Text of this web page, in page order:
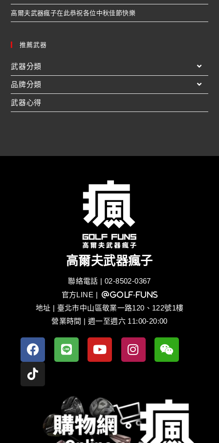
高爾夫武器瘋子在此恭祝各位中秋佳節快樂
推薦武器
武器分類
品牌分類
武器心得
高爾夫武器瘋子
聯絡電話 | 02-8502-0367
官方LINE | @golf-funs
地址 | 臺北市中山區敬業一路120、122號1樓
營業時間 | 週一至週六 11:00-20:00